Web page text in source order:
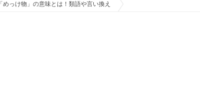
「めっけ物」の意味とは！類語や言い換え